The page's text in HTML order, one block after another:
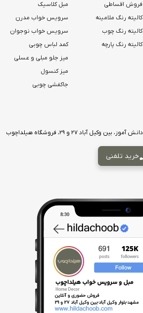
فروش اقساطی
کالیته رنگ ملامینه
کالیته رنگ چوب
کالیته رنگ پارچه
مبل کلاسیک
سرویس خواب مدرن
سرویس خواب نوجوان
کمد لباس چوبی
میز جلو مبلی و عسلی
میز کنسول
جاکفشی چوبی
وکیل آباد ۲۷ و ۲۹، فروشگاه هیلداچوب
خرید تلفنی